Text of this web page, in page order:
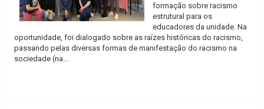
formação sobre racismo
estrutural para os
educadores da unidade. Na
oportunidade, foi dialogado sobre as raízes históricas do racismo,
passando pelas diversas formas de manifestação do racismo na
sociedade (na...